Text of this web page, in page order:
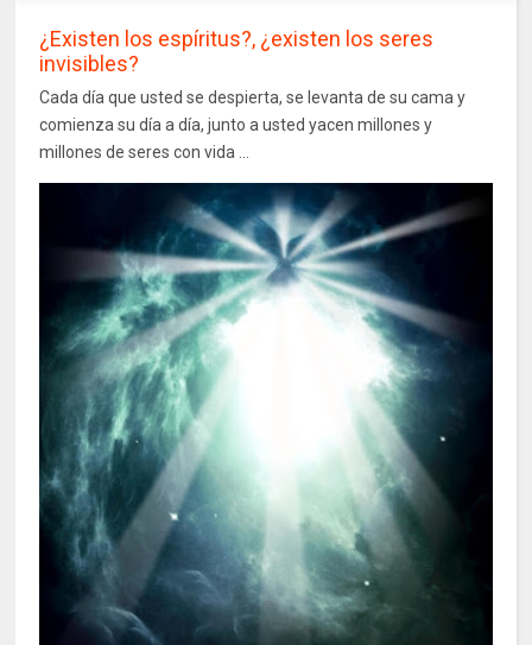
¿Existen los espíritus?, ¿existen los seres
invisibles?
Cada día que usted se despierta, se levanta de su cama y
comienza su día a día, junto a usted yacen millones y
millones de seres con vida ...